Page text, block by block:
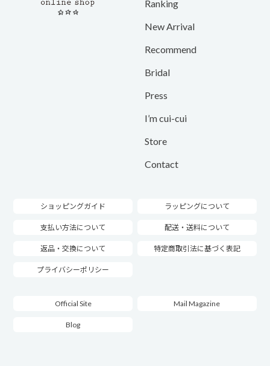
Ranking
New Arrival
Recommend
Bridal
Press
I’m cui-cui
Store
Contact
ショッピングガイド ラッピングについて
支払い方法について 配送・送料について
返品・交換について 特定商取引法に基づく表記
プライバシーポリシー
Official Site Mail Magazine
Blog